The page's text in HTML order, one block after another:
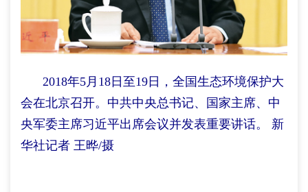
2018年5月18日至19日，全国生态环境保护大
会在北京召开。中共中央总书记、国家主席、中
央军委主席习近平出席会议并发表重要讲话。 新
华社记者 王晔/摄